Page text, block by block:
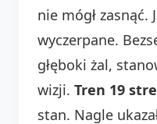
nie mógł zasnąć.
wyczerpane.
głęboki żal,
wizji. Tren 19
stan. Nagle